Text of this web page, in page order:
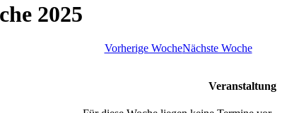
2025
Vorherige WocheNächste Woche
Veranstaltung